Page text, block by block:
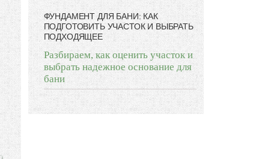
ФУНДАМЕНТ ДЛЯ БАНИ: КАК
ПОДГОТОВИТЬ УЧАСТОК И ВЫБРАТЬ
ПОДХОДЯЩЕЕ
Разбираем, как оценить участок и
выбрать надежное основание для
бани